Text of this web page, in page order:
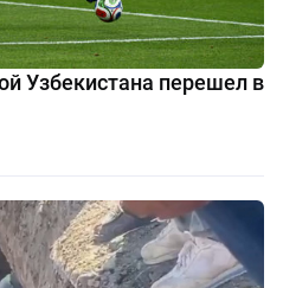
Узбекистана перешел в